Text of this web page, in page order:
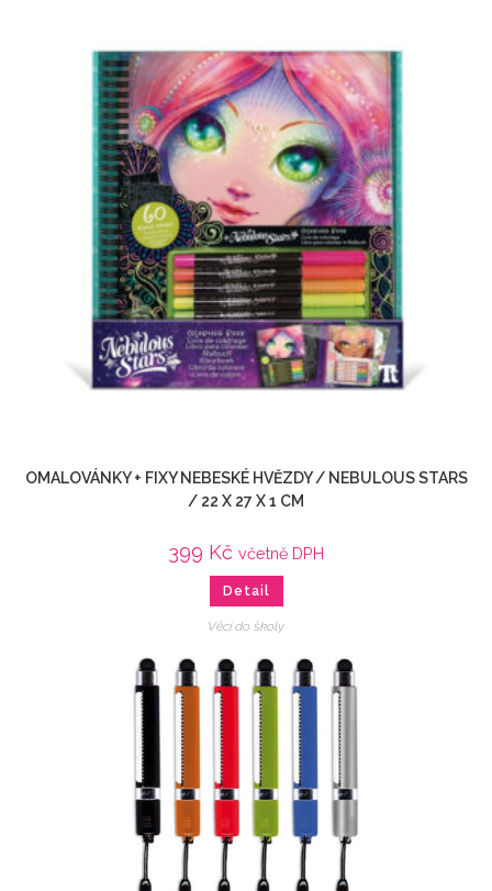
OMALOVÁNKY + FIXY NEBESKÉ HVĚZDY / NEBULOUS STARS
/ 22 X 27 X 1 CM
399 Kč včetně DPH
Detail
Věci do školy